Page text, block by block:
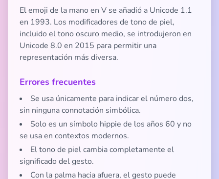
El emoji de la mano en V se añadió a Unicode 1.1
en 1993. Los modificadores de tono de piel,
incluido el tono oscuro medio, se introdujeron en
Unicode 8.0 en 2015 para permitir una
representación más diversa.
Errores frecuentes
Se usa únicamente para indicar el número dos,
sin ninguna connotación simbólica.
Solo es un símbolo hippie de los años 60 y no
se usa en contextos modernos.
El tono de piel cambia completamente el
significado del gesto.
Con la palma hacia afuera, el gesto puede